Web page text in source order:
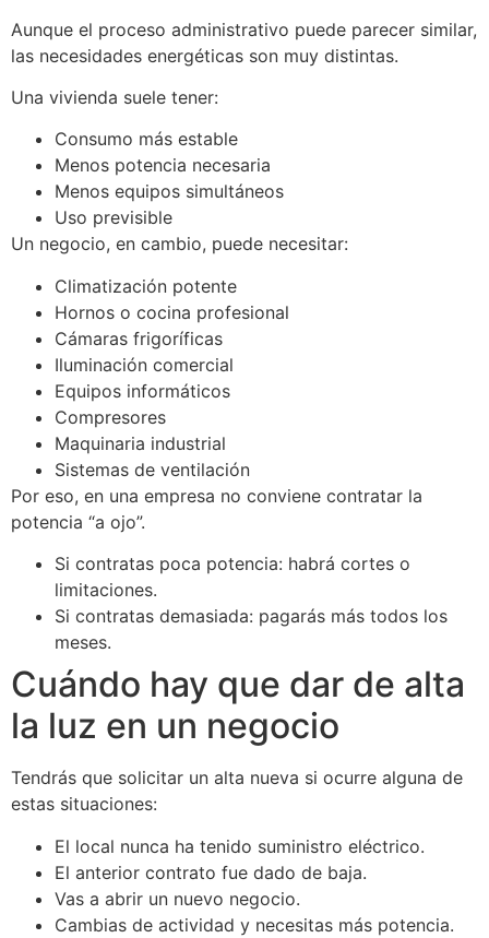
Aunque el proceso administrativo puede parecer similar,
las necesidades energéticas son muy distintas.
Una vivienda suele tener:
Consumo más estable
Menos potencia necesaria
Menos equipos simultáneos
Uso previsible
Un negocio, en cambio, puede necesitar:
Climatización potente
Hornos o cocina profesional
Cámaras frigoríficas
Iluminación comercial
Equipos informáticos
Compresores
Maquinaria industrial
Sistemas de ventilación
Por eso, en una empresa no conviene contratar la
potencia “a ojo”.
Si contratas poca potencia: habrá cortes o
limitaciones.
Si contratas demasiada: pagarás más todos los
meses.
Cuándo hay que dar de alta
la luz en un negocio
Tendrás que solicitar un alta nueva si ocurre alguna de
estas situaciones:
El local nunca ha tenido suministro eléctrico.
El anterior contrato fue dado de baja.
Vas a abrir un nuevo negocio.
Cambias de actividad y necesitas más potencia.